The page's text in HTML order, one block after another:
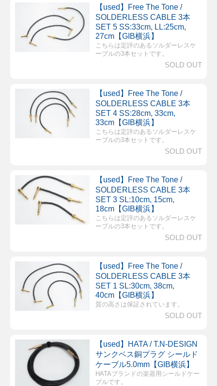
【used】Free The Tone /
SOLDERLESS CABLE 3本
SET 5 SS:33cm, LL:25cm,
27cm【GIB横浜】
こちらは定評のあるソルダーレスケ
ーブルの3本セットです。
SOLD OUT
【used】Free The Tone /
SOLDERLESS CABLE 3本
SET 4 SS:28cm, 33cm,
33cm【GIB横浜】
こちらは定評のあるソルダーレスケ
ーブルの3本セットです。
SOLD OUT
【used】Free The Tone /
SOLDERLESS CABLE 3本
SET 3 SL:10cm, 15cm,
18cm【GIB横浜】
こちらは定評のあるソルダーレスケ
ーブルの3本セットです。
SOLD OUT
【used】Free The Tone /
SOLDERLESS CABLE 3本
SET 1 SL:30cm, 38cm,
40cm【GIB横浜】
質の高さは保証されています。
SOLD OUT
【used】HATA / T.N-DESIGN
サンクベス銅プラグ シールド
ケーブル5.0mm【GIB横浜】
HATAブランドの楽器用シールドケー
ブルです。